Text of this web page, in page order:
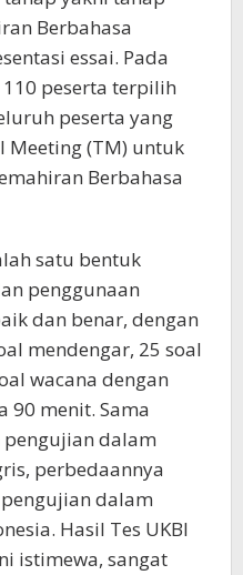
Berbahasa
essai. Pada
peserta terpilih
peserta yang
Meeting (TM) untuk
Berbahasa
satu bentuk
penggunaan
dan benar, dengan
mendengar, 25 soal
wacana dengan
90 menit. Sama
pengujian dalam
perbedaannya
dalam
Hasil Tes UKBI
istimewa, sangat